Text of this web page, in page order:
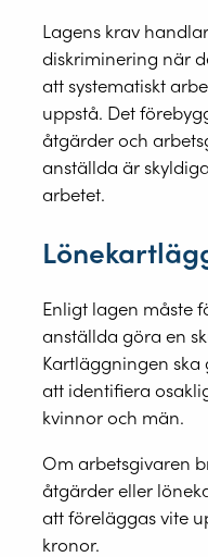
Lagens krav
diskriminering när
att systematiskt
uppstå. Det
åtgärder och
anställda är
arbetet.
Enligt lagen måste
anställda göra en
Kartläggningen
att identifiera
kvinnor och män.
Om arbetsgivaren
åtgärder eller
att föreläggas vite
kronor.